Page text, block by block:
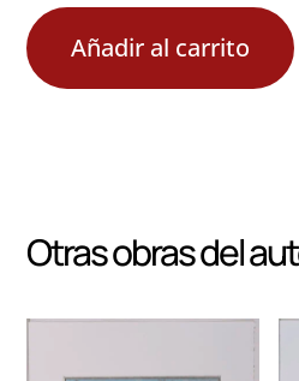
Añadir al carrito
Otras obras del